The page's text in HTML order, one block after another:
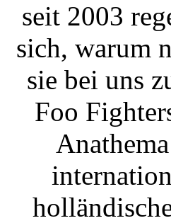
seit 2003
sich, warum
sie bei uns
Foo